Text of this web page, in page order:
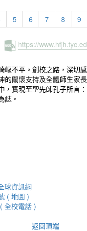
5 6 7 8 9
https://
嶇不平。創校之路，深切
的關懷支持及全體師生家
，實現至聖先師孔子所言
誌。
球資訊網
( 地圖 )
( 全校電話 )
返回頂端